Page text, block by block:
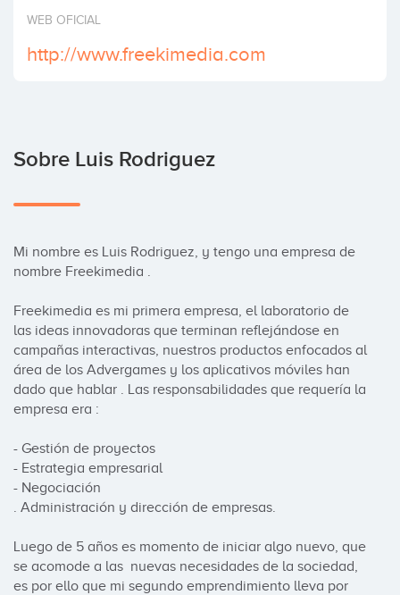
Invertir
WEB OFICIAL
http://www.freekimedia.com
Sobre Luis Rodriguez
Mi nombre es Luis Rodriguez, y tengo una empresa de
nombre Freekimedia .
Freekimedia es mi primera empresa, el laboratorio de
las ideas innovadoras que terminan reflejándose en
campañas interactivas, nuestros productos enfocados al
área de los Advergames y los aplicativos móviles han
dado que hablar . Las responsabilidades que requería la
empresa era :
- Gestión de proyectos
- Estrategia empresarial
- Negociación
. Administración y dirección de empresas.
Luego de 5 años es momento de iniciar algo nuevo, que
se acomode a las  nuevas necesidades de la sociedad,
es por ello que mi segundo emprendimiento lleva por